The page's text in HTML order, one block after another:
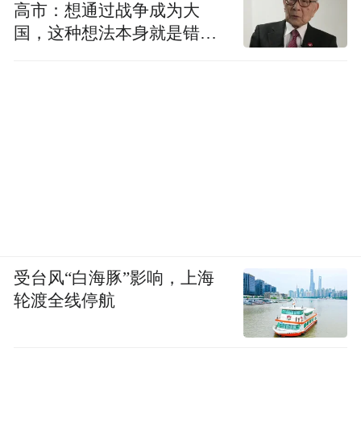
高市：想通过战争成为大
国，这种想法本身就是错误
受台风“白海豚”影响，上海
轮渡全线停航